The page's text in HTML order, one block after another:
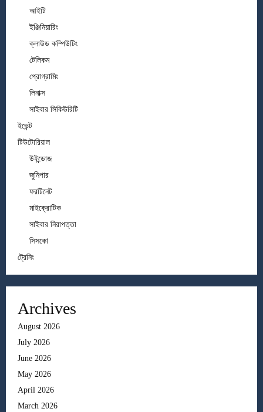
আইটি
ইঞ্জিনিয়ারিং
ক্লাউড কম্পিউটিং
টেলিকম
প্রোগ্রামিং
লিনাক্স
সাইবার সিকিউরিটি
ইভেন্ট
টিউটোরিয়াল
উইন্ডোজ
জুনিপার
ফরটিনেট
মাইক্রোটিক
সাইবার নিরাপত্তা
সিসকো
ট্রেনিং
Archives
August 2026
July 2026
June 2026
May 2026
April 2026
March 2026